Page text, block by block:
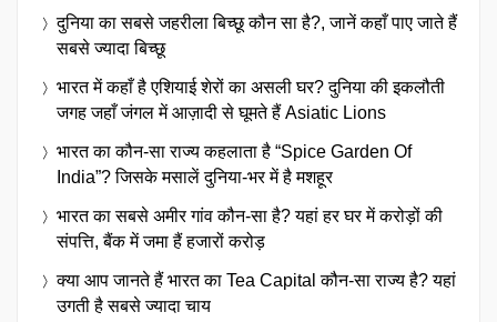
दुनिया का सबसे जहरीला बिच्छू कौन सा है?, जानें कहाँ पाए जाते हैं
सबसे ज्यादा बिच्छू
भारत में कहाँ है एशियाई शेरों का असली घर? दुनिया की इकलौती
जगह जहाँ जंगल में आज़ादी से घूमते हैं Asiatic Lions
भारत का कौन-सा राज्य कहलाता है “Spice Garden Of
India”? जिसके मसालें दुनिया-भर में है मशहूर
भारत का सबसे अमीर गांव कौन-सा है? यहां हर घर में करोड़ों की
संपत्ति, बैंक में जमा हैं हजारों करोड़
क्या आप जानते हैं भारत का Tea Capital कौन-सा राज्य है? यहां
उगती है सबसे ज्यादा चाय